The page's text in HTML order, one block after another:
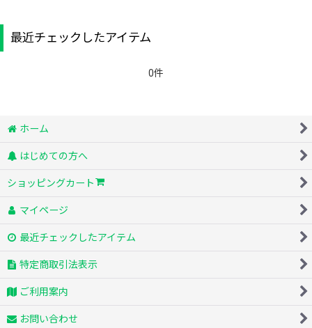
最近チェックしたアイテム
0件
ホーム
はじめての方へ
ショッピングカート
マイページ
最近チェックしたアイテム
特定商取引法表示
ご利用案内
お問い合わせ